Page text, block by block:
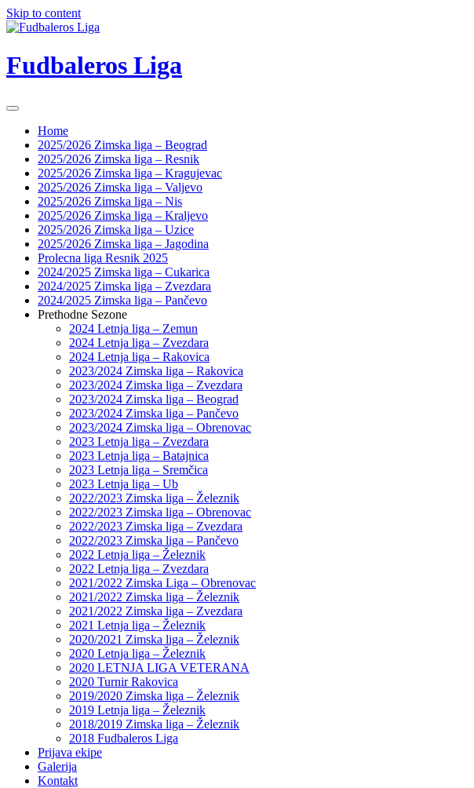
Skip to content
Fudbaleros Liga
Home
2025/2026 Zimska liga – Beograd
2025/2026 Zimska liga – Resnik
2025/2026 Zimska liga – Kragujevac
2025/2026 Zimska liga – Valjevo
2025/2026 Zimska liga – Nis
2025/2026 Zimska liga – Kraljevo
2025/2026 Zimska liga – Uzice
2025/2026 Zimska liga – Jagodina
Prolecna liga Resnik 2025
2024/2025 Zimska liga – Cukarica
2024/2025 Zimska liga – Zvezdara
2024/2025 Zimska liga – Pančevo
Prethodne Sezone
2024 Letnja liga – Zemun
2024 Letnja liga – Zvezdara
2024 Letnja liga – Rakovica
2023/2024 Zimska liga – Rakovica
2023/2024 Zimska liga – Zvezdara
2023/2024 Zimska liga – Beograd
2023/2024 Zimska liga – Pančevo
2023/2024 Zimska liga – Obrenovac
2023 Letnja liga – Zvezdara
2023 Letnja liga – Batajnica
2023 Letnja liga – Sremčica
2023 Letnja liga – Ub
2022/2023 Zimska liga – Železnik
2022/2023 Zimska liga – Obrenovac
2022/2023 Zimska liga – Zvezdara
2022/2023 Zimska liga – Pančevo
2022 Letnja liga – Železnik
2022 Letnja liga – Zvezdara
2021/2022 Zimska Liga – Obrenovac
2021/2022 Zimska liga – Železnik
2021/2022 Zimska liga – Zvezdara
2021 Letnja liga – Železnik
2020/2021 Zimska liga – Železnik
2020 Letnja liga – Železnik
2020 LETNJA LIGA VETERANA
2020 Turnir Rakovica
2019/2020 Zimska liga – Železnik
2019 Letnja liga – Železnik
2018/2019 Zimska liga – Železnik
2018 Fudbaleros Liga
Prijava ekipe
Galerija
Kontakt